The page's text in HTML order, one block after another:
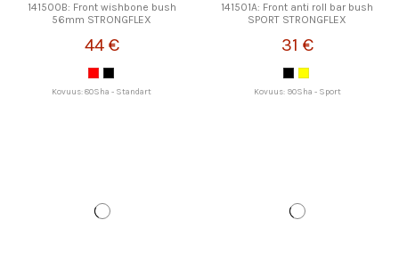
141500B: Front wishbone bush
56mm STRONGFLEX
44 €
Kovuus: 80Sha - Standart
141501A: Front anti roll bar bush
SPORT STRONGFLEX
31 €
Kovuus: 90Sha - Sport